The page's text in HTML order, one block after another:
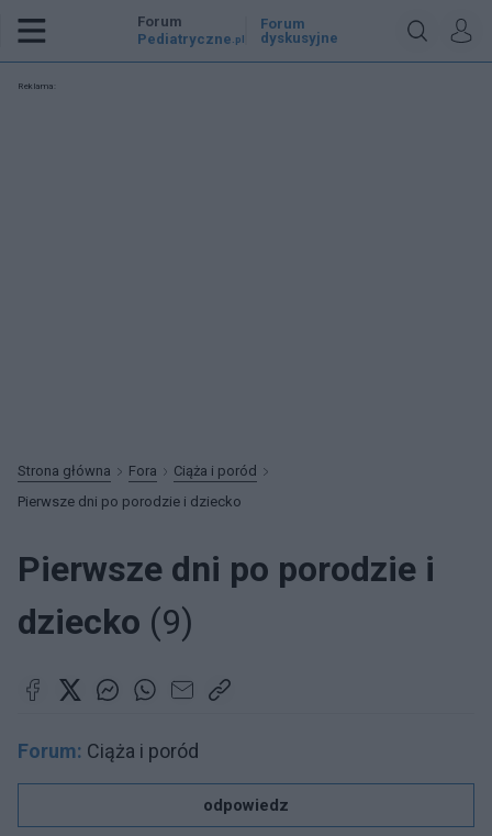
Forum
Pediatryczne .pl
Forum
dyskusyjne
Reklama:
Strona główna Fora
Ciąża i poród
Pierwsze dni po porodzie i dziecko
Pierwsze dni po porodzie i
dziecko (9)
Forum: Ciąża i poród
odpowiedz